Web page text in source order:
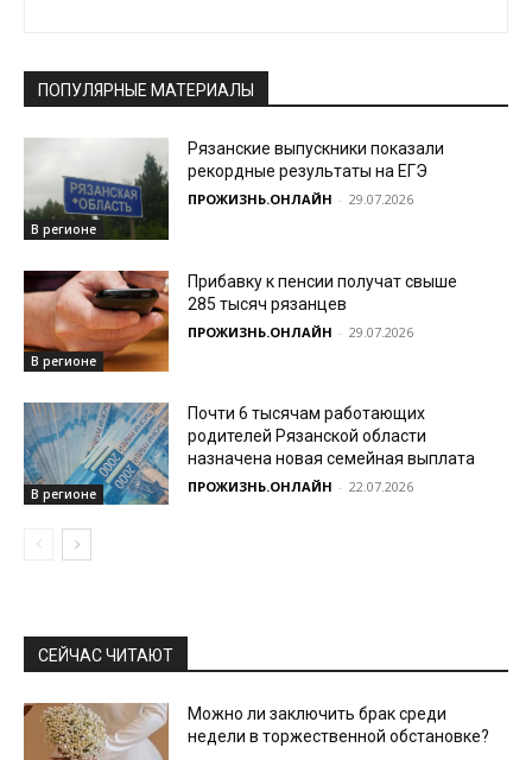
ПОПУЛЯРНЫЕ МАТЕРИАЛЫ
В регионе
Рязанские выпускники показали
рекордные результаты на ЕГЭ
ПРОЖИЗНЬ.ОНЛАЙН - 29.07.2026
В регионе
Прибавку к пенсии получат свыше
285 тысяч рязанцев
ПРОЖИЗНЬ.ОНЛАЙН - 29.07.2026
В регионе
Почти 6 тысячам работающих
родителей Рязанской области
назначена новая семейная выплата
ПРОЖИЗНЬ.ОНЛАЙН - 22.07.2026
СЕЙЧАС ЧИТАЮТ
Можно ли заключить брак среди
недели в торжественной обстановке?